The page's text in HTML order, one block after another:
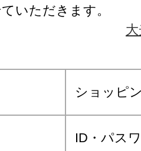
いただきます。
ショッピ
ID・パス